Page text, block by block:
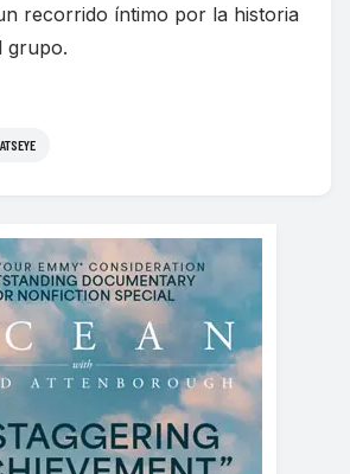
recorrido íntimo por la historia
grupo.